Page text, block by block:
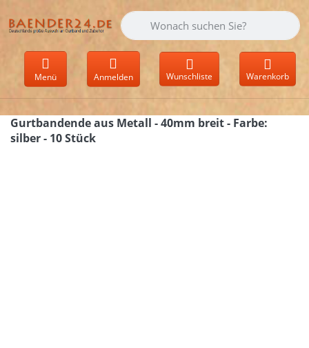
Geben Sie einen Suchbegriff ein.
Menü Anmelden Wunschliste Warenkorb
Gurtbandende aus Metall - 40mm breit - Farbe:
silber - 10 Stück